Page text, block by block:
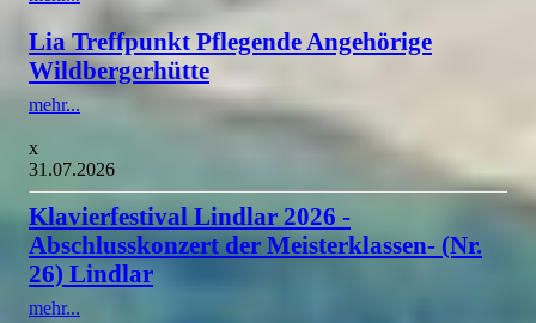
Lia Treffpunkt Pflegende Angehörige
Wildbergerhütte
mehr...
x
31.07.2026
Klavierfestival Lindlar 2026 -
Abschlusskonzert der Meisterklassen- (Nr.
26) Lindlar
mehr...